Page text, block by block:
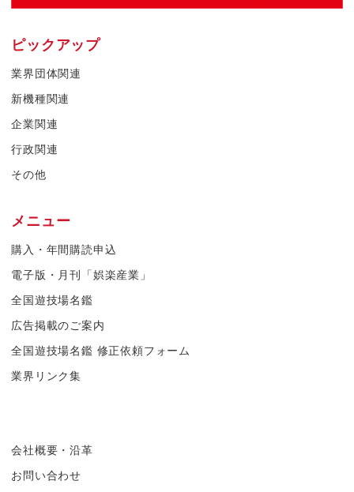
ピックアップ
業界団体関連
新機種関連
企業関連
行政関連
その他
メニュー
購入・年間購読申込
電子版・月刊「娯楽産業」
全国遊技場名鑑
広告掲載のご案内
全国遊技場名鑑 修正依頼フォーム
業界リンク集
会社概要・沿革
お問い合わせ